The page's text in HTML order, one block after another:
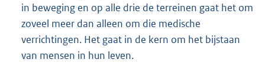
in beweging en op alle drie de terreinen gaat het om
zoveel meer dan alleen om die medische
verrichtingen. Het gaat in de kern om het bijstaan
van mensen in hun leven.